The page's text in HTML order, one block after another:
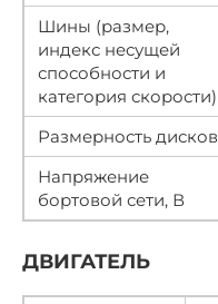
Шины (размер,
индекс несущей
способности и
категория скорости)
Размерность дисков
Напряжение
бортовой сети, В
ДВИГАТЕЛЬ